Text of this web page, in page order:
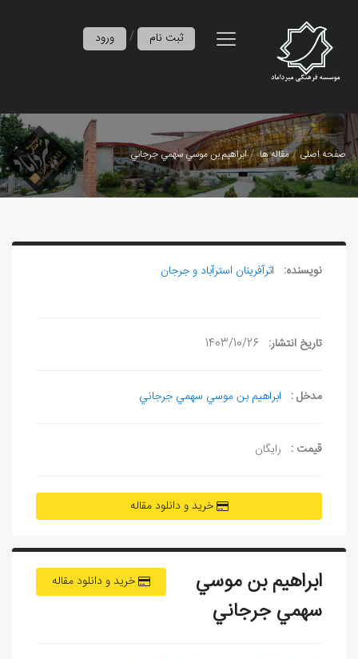
ورود / ثبت نام
صفحه اصلی مقاله ها ابراهيم بن موسي سهمي جرجاني
نویسنده: اثرآفرينان استرآباد و جرجان
تاریخ انتشار: 1403/10/26
مدخل : ابراهيم بن موسي سهمي جرجاني
قیمت : رایگان
خرید و دانلود مقاله
خرید و دانلود مقاله
ابراهيم بن موسي
سهمي جرجاني